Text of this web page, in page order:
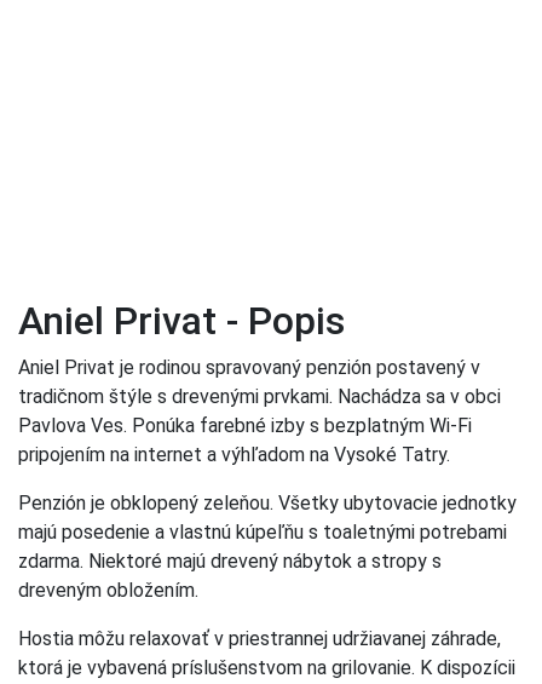
Aniel Privat - Popis
Aniel Privat je rodinou spravovaný penzión postavený v
tradičnom štýle s drevenými prvkami. Nachádza sa v obci
Pavlova Ves. Ponúka farebné izby s bezplatným Wi-Fi
pripojením na internet a výhľadom na Vysoké Tatry.
Penzión je obklopený zeleňou. Všetky ubytovacie jednotky
majú posedenie a vlastnú kúpeľňu s toaletnými potrebami
zdarma. Niektoré majú drevený nábytok a stropy s
dreveným obložením.
Hostia môžu relaxovať v priestrannej udržiavanej záhrade,
ktorá je vybavená príslušenstvom na grilovanie. K dispozícii